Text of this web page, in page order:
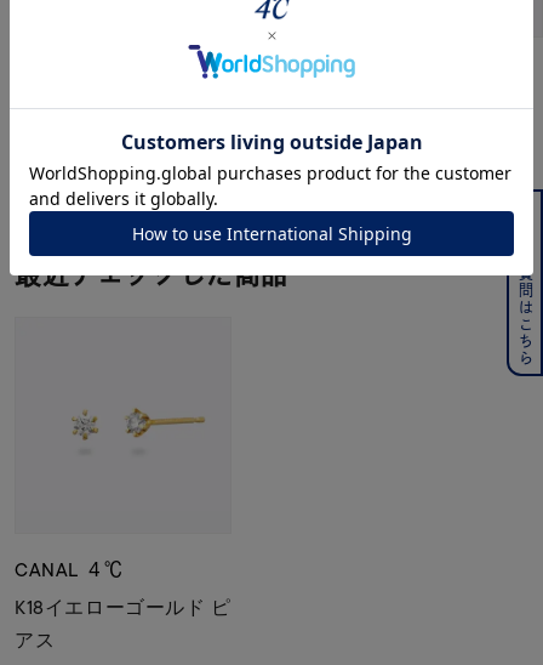
K18イエローゴールド ネッ
48,400
CANAL ４℃
プラチナ ネックレス
¥48,400
最近チェックした商品
CANAL ４℃
K18イエローゴールド ピ
アス
よくある質問はこちら